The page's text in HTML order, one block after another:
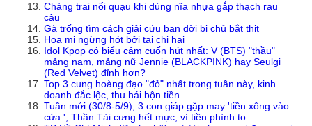
Chàng trai nổi quạu khi dùng nĩa nhựa gắp thạch rau
câu
Gà trống tìm cách giải cứu bạn đời bị chủ bắt thịt
Họa mi ngừng hót bởi tại chị hai
Idol Kpop có biểu cảm cuốn hút nhất: V (BTS) "thầu"
mảng nam, mảng nữ Jennie (BLACKPINK) hay Seulgi
(Red Velvet) đỉnh hơn?
Top 3 cung hoàng đạo "đỏ" nhất trong tuần này, kinh
doanh đắc lộc, thu hái bộn tiền
Tuần mới (30/8-5/9), 3 con giáp gặp may 'tiền xông vào
cửa ', Thần Tài cưng hết mực, ví tiền phình to